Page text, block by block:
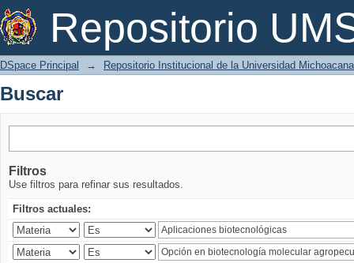
Repositorio
Buscar
DSpace Principal → Repositorio Institucional de la Universidad
Buscar
Filtros
Use filtros para refinar sus resultados.
Filtros actuales: